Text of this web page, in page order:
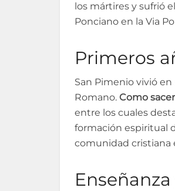
los mártires y sufrió
Ponciano en la Via
Primeros
San Pimenio vivió
Romano. Como
entre los cuales
formación espiritual
comunidad cristiana